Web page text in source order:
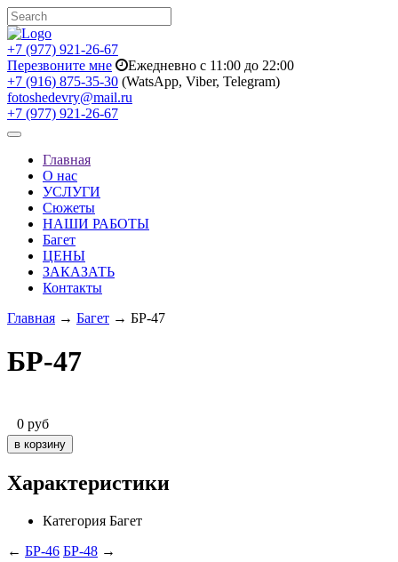
+7 (977) 921-26-67
Перезвоните мне
Ежедневно с 11:00 до 22:00
+7 (916) 875-35-30 (WatsApp, Viber, Telegram)
fotoshedevry@mail.ru
+7 (977) 921-26-67
Toggle
navigationГлавная
О нас
УСЛУГИ
Сюжеты
НАШИ РАБОТЫ
Багет
ЦЕНЫ
ЗАКАЗАТЬ
Контакты
Главная → Багет → БР-47
БР-47
0 руб
Характеристики
Категория Багет
← БР-46 БР-48 →